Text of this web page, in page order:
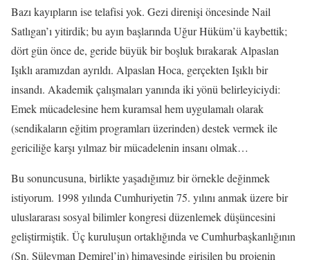
Bazı kayıpların ise telafisi yok. Gezi direnişi öncesinde Nail
Satlıgan’ı yitirdik; bu ayın başlarında Uğur Hüküm’ü kaybettik;
dört gün önce de, geride büyük bir boşluk bırakarak Alpaslan
Işıklı aramızdan ayrıldı. Alpaslan Hoca, gerçekten Işıklı bir
insandı. Akademik çalışmaları yanında iki yönü belirleyiciydi:
Emek mücadelesine hem kuramsal hem uygulamalı olarak
(sendikaların eğitim programları üzerinden) destek vermek ile
gericiliğe karşı yılmaz bir mücadelenin insanı olmak…
Bu sonuncusuna, birlikte yaşadığımız bir örnekle değinmek
istiyorum. 1998 yılında Cumhuriyetin 75. yılını anmak üzere bir
uluslararası sosyal bilimler kongresi düzenlemek düşüncesini
geliştirmiştik. Üç kuruluşun ortaklığında ve Cumhurbaşkanlığının
(Sn. Süleyman Demirel’in) himayesinde girişilen bu projenin